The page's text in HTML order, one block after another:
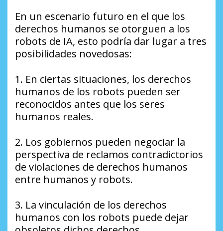
En un escenario futuro en el que los
derechos humanos se otorguen a los
robots de IA, esto podría dar lugar a tres
posibilidades novedosas:
1. En ciertas situaciones, los derechos
humanos de los robots pueden ser
reconocidos antes que los seres
humanos reales.
2. Los gobiernos pueden negociar la
perspectiva de reclamos contradictorios
de violaciones de derechos humanos
entre humanos y robots.
3. La vinculación de los derechos
humanos con los robots puede dejar